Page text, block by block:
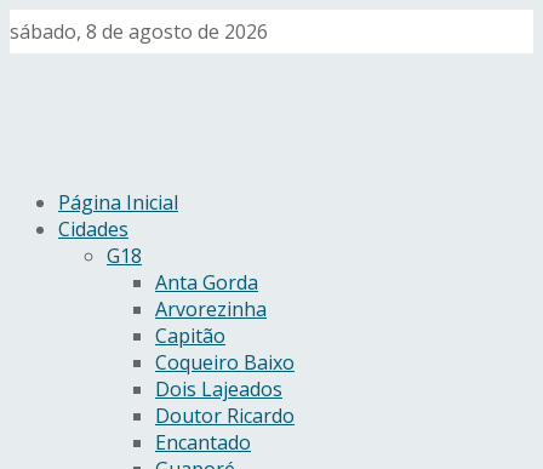
sábado, 8 de agosto de 2026
Página Inicial
Cidades
G18
Anta Gorda
Arvorezinha
Capitão
Coqueiro Baixo
Dois Lajeados
Doutor Ricardo
Encantado